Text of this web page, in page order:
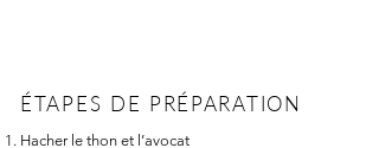
ÉTAPES DE PRÉPARATION
Hacher le thon et l’avocat